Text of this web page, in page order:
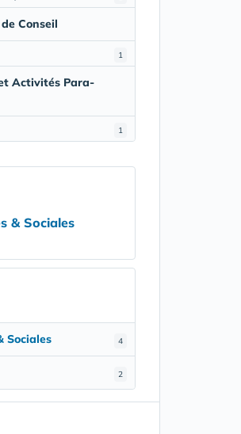
Conseil
1
Activités Para-
1
& Sociales
4
Sociales
2